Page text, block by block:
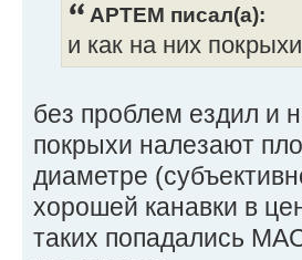
APTEM писал(а):
и как на них
без проблем ездил и
покрыхи налезают
диаметре
хорошей канавки в
таких попадались